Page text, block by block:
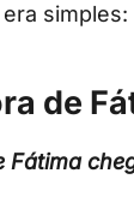
simples:
de
Fátima